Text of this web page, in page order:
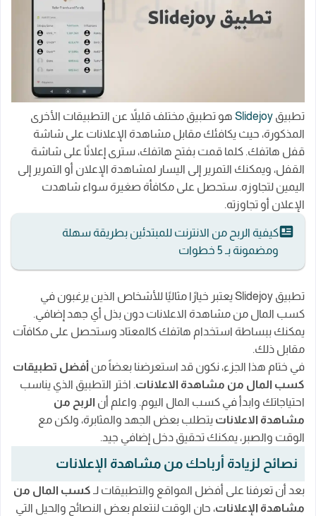
تطبيق Slidejoy هو تطبيق مختلف قليلاً عن التطبيقات الأخرى
المذكورة، حيث يكافئك مقابل مشاهدة الإعلانات على شاشة
قفل هاتفك. كلما قمت بفتح هاتفك، سترى إعلانًا على شاشة
القفل، ويمكنك التمرير إلى اليسار لمشاهدة الإعلان أو التمرير إلى
اليمين لتجاوزه. ستحصل على مكافأة صغيرة سواء شاهدت
الإعلان أو تجاوزته.
كيفية الربح من الانترنت للمبتدئين بطريقة سهلة
ومضمونة بـ 5 خطوات
تطبيق Slidejoy يعتبر خيارًا مثاليًا للأشخاص الذين يرغبون في
كسب المال من مشاهدة الاعلانات دون بذل أي جهد إضافي.
يمكنك ببساطة استخدام هاتفك كالمعتاد وستحصل على مكافآت
مقابل ذلك.
في ختام هذا الجزء، نكون قد استعرضنا بعضاً من أفضل تطبيقات
كسب المال من مشاهدة الاعلانات. اختر التطبيق الذي يناسب
احتياجاتك وابدأ في كسب المال اليوم. واعلم أن الربح من
مشاهدة الاعلانات يتطلب بعض الجهد والمثابرة، ولكن مع
الوقت والصبر، يمكنك تحقيق دخل إضافي جيد.
نصائح لزيادة أرباحك من مشاهدة الإعلانات
بعد أن تعرفنا على أفضل المواقع والتطبيقات لـ كسب المال من
مشاهدة الإعلانات، حان الوقت لنتعلم بعض النصائح والحيل التي